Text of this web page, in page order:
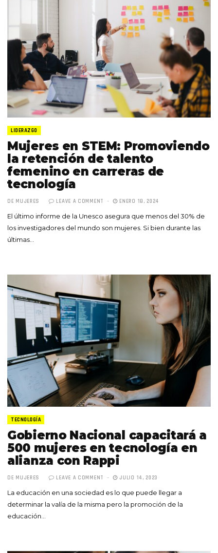
LIDERAZGO
Mujeres en STEM: Promoviendo
la retención de talento
femenino en carreras de
tecnología
DE MUJERES LEAVE A COMMENT ENERO 18, 2024
El último informe de la Unesco asegura que menos del 30% de
los investigadores del mundo son mujeres. Si bien durante las
últimas…
TECNOLOGÍA
Gobierno Nacional capacitará a
500 mujeres en tecnología en
alianza con Rappi
DE MUJERES LEAVE A COMMENT JULIO 14, 2023
La educación en una sociedad es lo que puede llegar a
determinar la valía de la misma pero la promoción de la
educación…